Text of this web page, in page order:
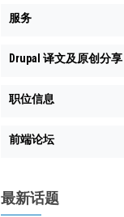
服务
Drupal 译文及原创分享
职位信息
前端论坛
最新话题